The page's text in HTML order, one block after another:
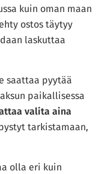
kuin oman maan
ostos täytyy
laskuttaa
saattaa pyytää
paikallisessa
valita aina
tarkistamaan,
olla eri kuin